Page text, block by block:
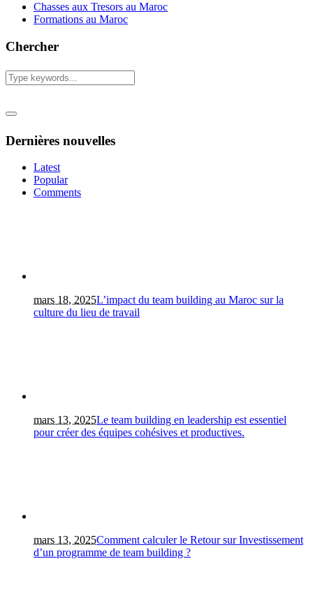
Chasses aux Tresors au Maroc
Formations au Maroc
Chercher
Dernières nouvelles
Latest
Popular
Comments
mars 18, 2025L’impact du team building au Maroc sur la
culture du lieu de travail
mars 13, 2025Le team building en leadership est essentiel
pour créer des équipes cohésives et productives.
mars 13, 2025Comment calculer le Retour sur Investissement
d’un programme de team building ?